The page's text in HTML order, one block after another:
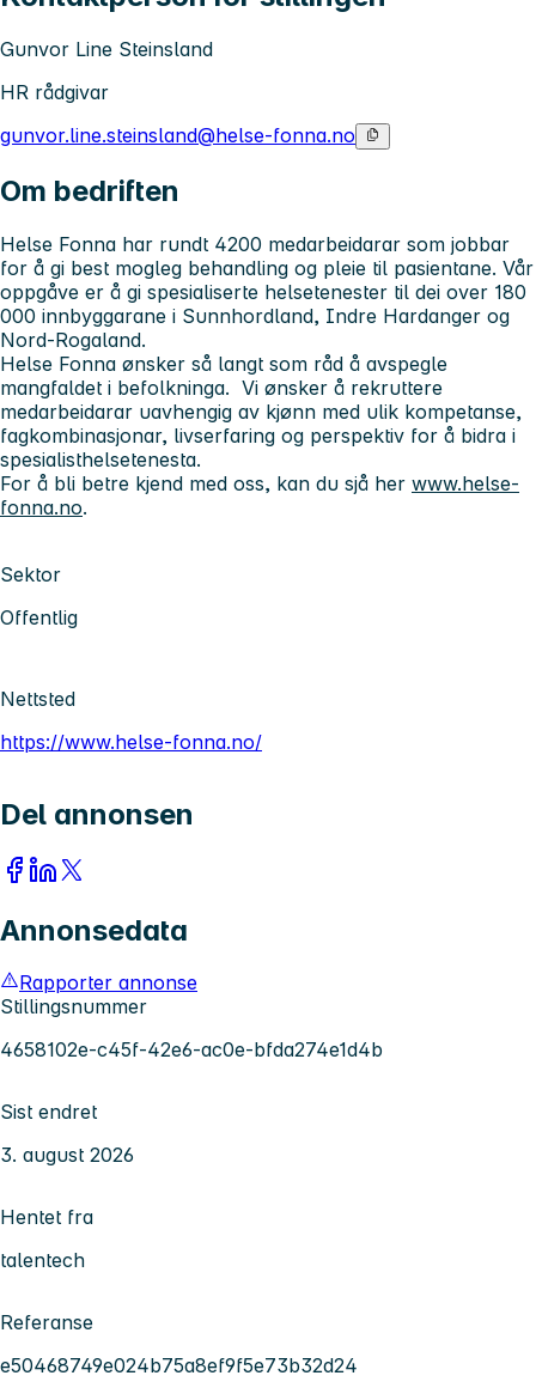
Gunvor Line Steinsland
HR rådgivar
gunvor.line.steinsland@helse-fonna.no
Om bedriften
Helse Fonna har rundt 4200 medarbeidarar som jobbar
for å gi best mogleg behandling og pleie til pasientane. Vår
oppgåve er å gi spesialiserte helsetenester til dei over 180
000 innbyggarane i Sunnhordland, Indre Hardanger og
Nord-Rogaland.
Helse Fonna ønsker så langt som råd å avspegle
mangfaldet i befolkninga. Vi ønsker å rekruttere
medarbeidarar uavhengig av kjønn med ulik kompetanse,
fagkombinasjonar, livserfaring og perspektiv for å bidra i
spesialisthelsetenesta.
For å bli betre kjend med oss, kan du sjå her www.helse-
fonna.no.
Sektor
Offentlig
Nettsted
https://www.helse-fonna.no/
Del annonsen
Annonsedata
Rapporter annonse
Stillingsnummer
4658102e-c45f-42e6-ac0e-bfda274e1d4b
Sist endret
3. august 2026
Hentet fra
talentech
Referanse
e50468749e024b75a8ef9f5e73b32d24